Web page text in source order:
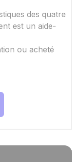
des quatre
est un aide-
ou acheté